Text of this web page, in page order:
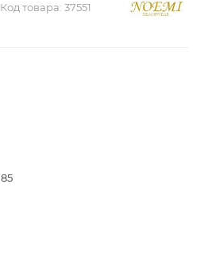
Код товара: 37551
85